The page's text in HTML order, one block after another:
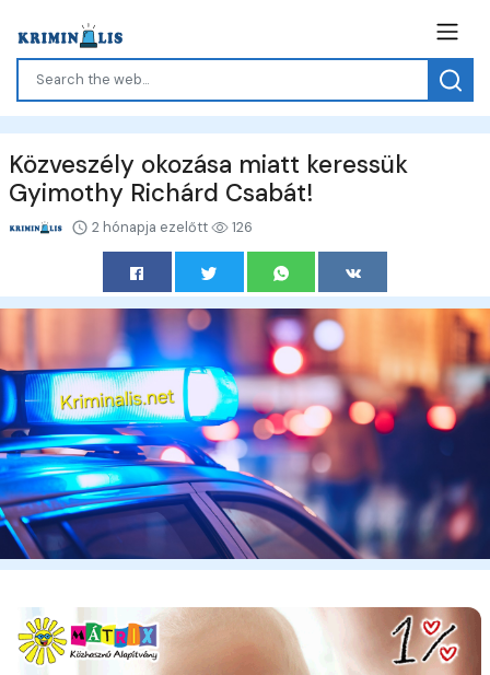
Közveszély okozása miatt keressük
Gyimothy Richárd Csabát!
2 hónapja ezelőtt 126